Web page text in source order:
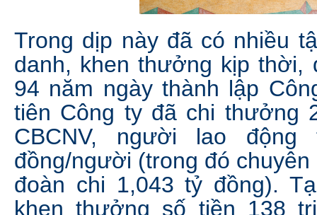
Trong dịp này đã có nhiều
danh, khen thưởng kịp thời,
94 năm ngày thành lập
tiên Công ty đã chi thưởng
CBCNV, người lao động
đồng/người (trong đó
đoàn chi 1,043 tỷ đồng).
khen thưởng số tiền 138